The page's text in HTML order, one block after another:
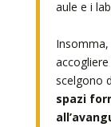
aule e i
scelgono
spazi